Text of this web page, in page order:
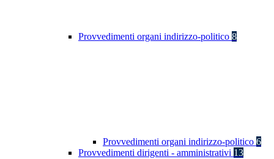
Provvedimenti organi indirizzo-politico 8
Provvedimenti organi indirizzo-politico 6
Provvedimenti dirigenti - amministrativi 13